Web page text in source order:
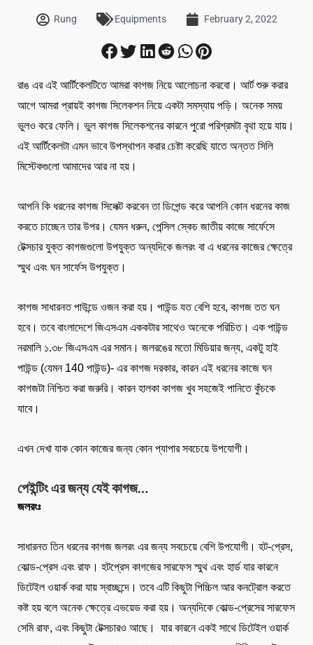
Rung Equipments February 2, 2022
রাঙ এর এই আর্টিকেলটিতে আমরা কাগজ নিয়ে আলোচনা করবো। আর্ট শুরু করার
আগে আমরা প্রায়ই কাগজ সিলেকশন নিয়ে একটা সমস্যায় পড়ি। অনেক সময়
ভুলও করে ফেলি। ভুল কাগজ সিলেকশনের কারনে পুরো পরিশ্রমটা বৃথা হয়ে যায়।
এই আর্টিকেলটা এমন ভাবে উপস্থাপন করার চেষ্টা করেছি যাতে অন্তত সিলি
মিস্টেকগুলো আমাদের আর না হয়।
আপনি কি ধরনের কাগজ সিলেক্ট করবেন তা ডিপেন্ড করে আপনি কোন ধরনের কাজ
করতে চাচ্ছেন তার উপর। যেমন ধরুন, পেন্সিল স্কেচ জাতীয় কাজে সার্ফেসে
টেক্সচার যুক্ত কাগজগুলো উপযুক্ত অন্যদিকে জলরং বা এ ধরনের কাজের ক্ষেত্রে
স্মুথ এবং ঘন সার্ফেস উপযুক্ত।
কাগজ সাধারনত পাউন্ডে ওজন করা হয়। পাউন্ড যত বেশি হবে, কাগজ তত ঘন
হবে। তবে বাংলাদেশে জিএসএম এককটার সাথেও অনেকে পরিচিত। এক পাউন্ড
নরমালি ১.৩৮ জিএসএম এর সমান। জলরঙের মতো মিডিয়ার জন্য, একটু হাই
পাউন্ড (যেমন 140 পাউন্ড)- এর কাগজ দরকার, কারন এই ধরনের কাজে ঘন
কাগজটা নিশ্চিত করা জরুরি। কারন হালকা কাগজ খুব সহজেই পানিতে কুঁচকে
যাবে।
এখন দেখা যাক কোন কাজের জন্য কোন প্যাপার সবচেয়ে উপযোগী।
পেইন্টিং এর জন্য যেই কাগজ…
জলরংঃ
সাধারনত তিন ধরনের কাগজ জলরং এর জন্য সবচেয়ে বেশি উপযোগী। হট-প্রেস,
কোল্ড-প্রেস এবং রাফ। হটপ্রেস কাগজের সারফেস স্মুথ এবং হার্ড যার কারনে
ডিটেইল ওয়ার্ক করা যায় স্বাচ্ছন্দে। তবে এটি কিছুটা পিচ্চিল আর কনট্রোল করতে
কষ্ট হয় বলে অনেক ক্ষেত্রে এভয়েড করা হয়। অন্যদিকে কোল্ড-প্রেসের সারফেস
সেমি রাফ, এবং কিছুটা টেক্সচারও আছে। যার কারনে একই সাথে ডিটেইল ওয়ার্ক